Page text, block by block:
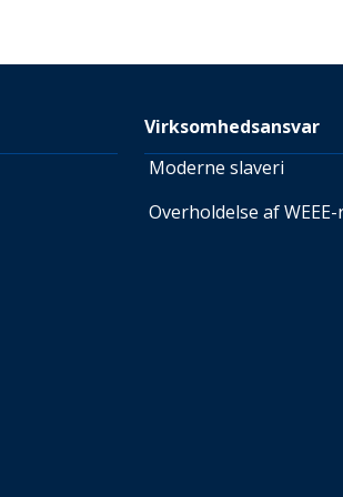
Virksomhedsansvar
Moderne slaveri
Overholdelse af